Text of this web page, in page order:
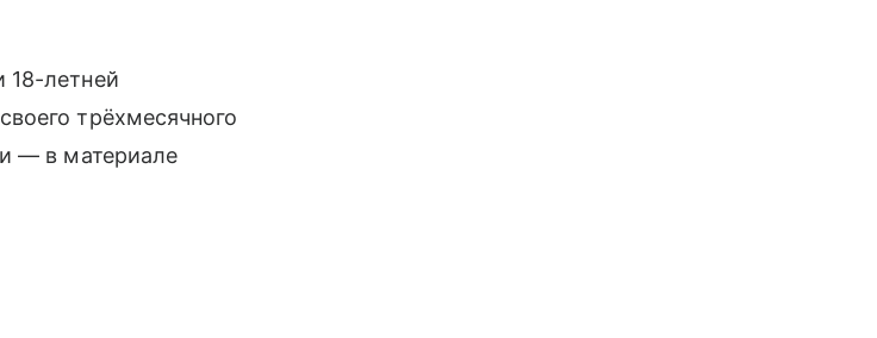
18-летней
трёхмесячного
— в материале